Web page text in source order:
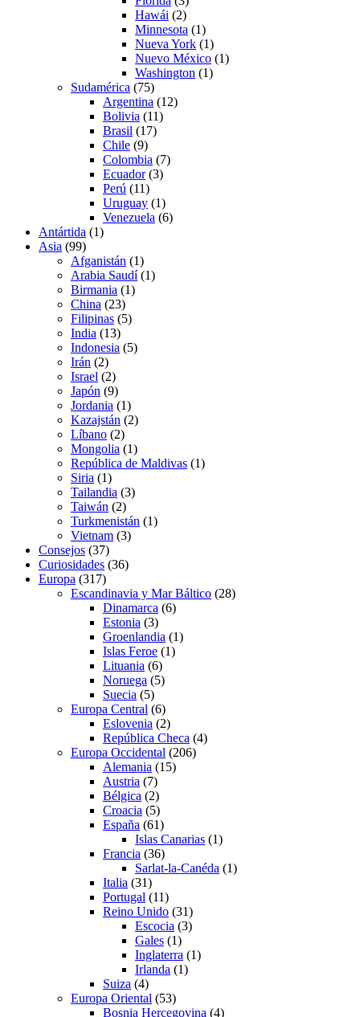
Hawái (2)
Minnesota (1)
Nueva York (1)
Nuevo México (1)
Washington (1)
Sudamérica (75)
Argentina (12)
Bolivia (11)
Brasil (17)
Chile (9)
Colombia (7)
Ecuador(3)
Perú (11)
Uruguay (1)
Venezuela (6)
Antártida (1)
Asia (99)
Afganistán (1)
Arabia Saudí(1)
Birmania (1)
China (23)
Filipinas (5)
India (13)
Indonesia (5)
Irán (2)
Israel (2)
Japón (9)
Jordania (1)
Kazajstán (2)
Líbano (2)
Mongolia (1)
República de Maldivas (1)
Siria (1)
Tailandia (3)
Taiwán (2)
Turkmenistán (1)
Vietnam (3)
Consejos (37)
Curiosidades (36)
Europa (317)
Escandinavia y Mar Báltico (28)
Dinamarca (6)
Estonia (3)
Groenlandia (1)
Islas Feroe (1)
Lituania (6)
Noruega (5)
Suecia (5)
Europa Central (6)
Eslovenia (2)
República Checa (4)
Europa Occidental (206)
Alemania (15)
Austria (7)
Bélgica (2)
Croacia (5)
España (61)
Islas Canarias (1)
Francia (36)
Sarlat-la-Canéda (1)
Italia (31)
Portugal (11)
Reino Unido (31)
Escocia (3)
Gales (1)
Inglaterra (1)
Irlanda (1)
Suiza (4)
Europa Oriental (53)
Bosnia Hercegovina (4)